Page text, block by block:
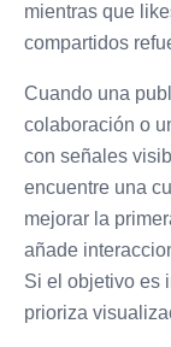
mientras que
compartidos
Cuando una
colaboración o
con señales
encuentre una
mejorar la
añade
Si el objetivo es
prioriza